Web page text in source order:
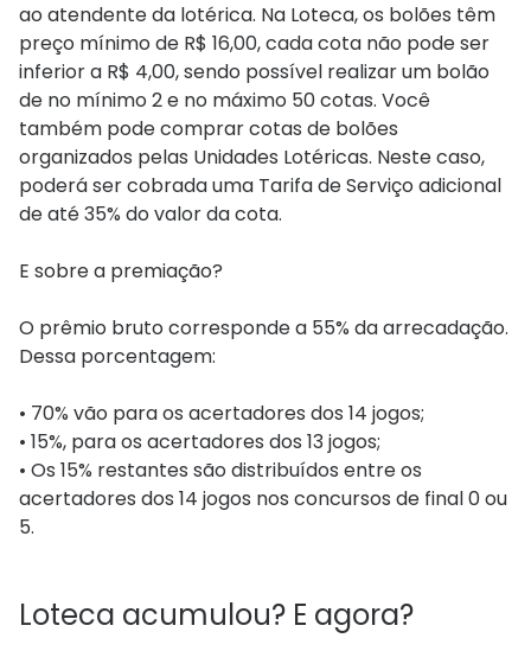
ao atendente da lotérica. Na Loteca, os bolões têm
preço mínimo de R$ 16,00, cada cota não pode ser
inferior a R$ 4,00, sendo possível realizar um bolão
de no mínimo 2 e no máximo 50 cotas. Você
também pode comprar cotas de bolões
organizados pelas Unidades Lotéricas. Neste caso,
poderá ser cobrada uma Tarifa de Serviço adicional
de até 35% do valor da cota.
E sobre a premiação?
O prêmio bruto corresponde a 55% da arrecadação.
Dessa porcentagem:
• 70% vão para os acertadores dos 14 jogos;
• 15%, para os acertadores dos 13 jogos;
• Os 15% restantes são distribuídos entre os
acertadores dos 14 jogos nos concursos de final 0 ou
5.
Loteca acumulou? E agora?